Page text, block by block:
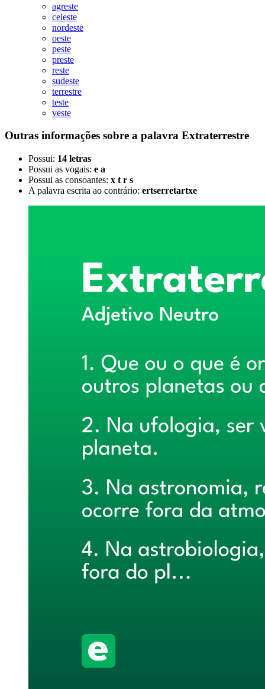
agreste
celeste
nordeste
oeste
peste
preste
reste
sudeste
terrestre
teste
veste
Outras informações sobre a palavra Extraterrestre
Possui: 14 letras
Possui as vogais: e a
Possui as consoantes: x t r s
A palavra escrita ao contrário: ertserretartxe